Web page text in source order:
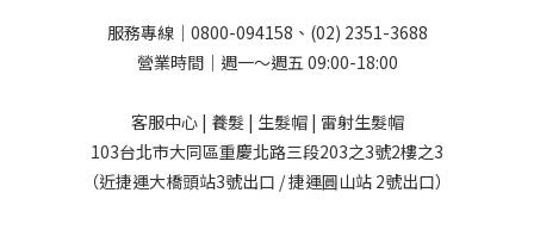
服務專線｜0800-094158、(02) 2351-3688
營業時間｜週一～週五 09:00-18:00
客服中心 | 養髮 | 生髮帽 | 雷射生髮帽
103台北市大同區重慶北路三段203之3號2樓之3
（近捷運大橋頭站3號出口 / 捷運圓山站 2號出口）